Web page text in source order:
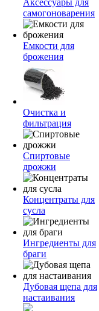
Аксессуары для
самогоноварения
Емкости для
брожения
Очистка и
фильтрация
Спиртовые
дрожжи
Концентраты для
сусла
Ингредиенты для
браги
Дубовая щепа для
настаивания